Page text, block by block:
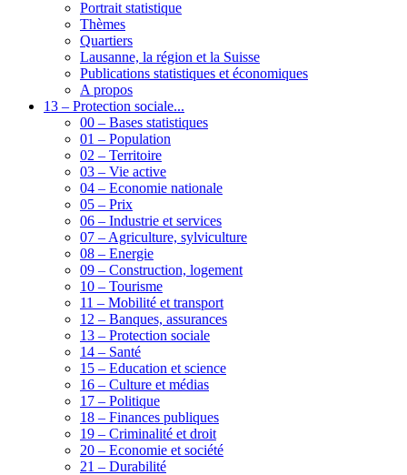
Portrait statistique
Thèmes
Quartiers
Lausanne, la région et la Suisse
Publications statistiques et économiques
A propos
13 – Protection sociale...
00 – Bases statistiques
01 – Population
02 – Territoire
03 – Vie active
04 – Economie nationale
05 – Prix
06 – Industrie et services
07 – Agriculture, sylviculture
08 – Energie
09 – Construction, logement
10 – Tourisme
11 – Mobilité et transport
12 – Banques, assurances
13 – Protection sociale
14 – Santé
15 – Education et science
16 – Culture et médias
17 – Politique
18 – Finances publiques
19 – Criminalité et droit
20 – Economie et société
21 – Durabilité